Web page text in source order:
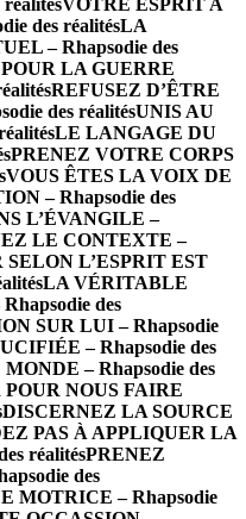
VOTRE ESPRIT A
des réalitésLA
– Rhapsodie des
LA GUERRE
REFUSEZ D’ÊTRE
des réalitésUNIS AU
LE LANGAGE DU
PRENEZ VOTRE CORPS
VOUS ÊTES LA VOIX DE
– Rhapsodie des
L’ÉVANGILE –
LE CONTEXTE –
L’ESPRIT EST
LA VÉRITABLE
des
SUR LUI – Rhapsodie
– Rhapsodie des
– Rhapsodie des
NOUS FAIRE
DISCERNEZ LA SOURCE
PAS À APPLIQUER LA
réalitésPRENEZ
des
MOTRICE – Rhapsodie